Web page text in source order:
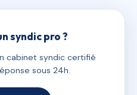
syndic pro ?
cabinet syndic certifié
sous 24h.